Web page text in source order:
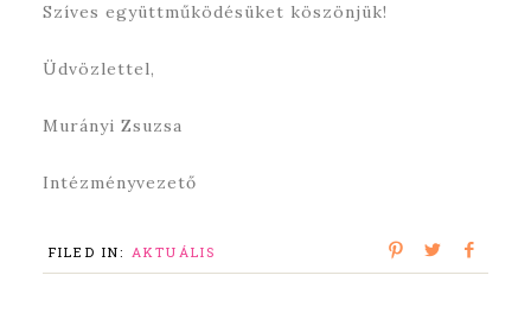
Szíves együttműködésüket köszönjük!
Üdvözlettel,
Murányi Zsuzsa
Intézményvezető
FILED IN: AKTUÁLIS